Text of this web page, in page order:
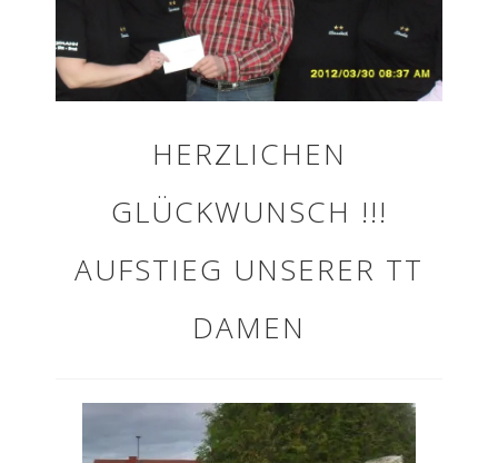
HERZLICHEN
GLÜCKWUNSCH !!!
AUFSTIEG UNSERER TT
DAMEN